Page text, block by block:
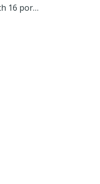
BDCOM s1516v1 - Switch 16 ports 10/100/1000 Mbps